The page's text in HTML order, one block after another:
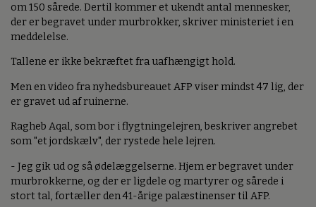
om 150 sårede. Dertil kommer et ukendt antal mennesker,
der er begravet under murbrokker, skriver ministeriet i en
meddelelse.
Tallene er ikke bekræftet fra uafhængigt hold.
Men en video fra nyhedsbureauet AFP viser mindst 47 lig, der
er gravet ud af ruinerne.
Ragheb Aqal, som bor i flygtningelejren, beskriver angrebet
som "et jordskælv", der rystede hele lejren.
- Jeg gik ud og så ødelæggelserne. Hjem er begravet under
murbrokkerne, og der er ligdele og martyrer og sårede i
stort tal, fortæller den 41-årige palæstinenser til AFP.